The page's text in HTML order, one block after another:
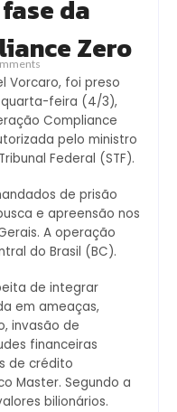
da
Zero
Vorcaro, foi preso
quarta-feira (4/3),
Compliance
pelo ministro
Federal (STF).
de prisão
e apreensão nos
A operação
do Brasil (BC).
de integrar
em ameaças,
invasão de
financeiras
de crédito
Master. Segundo a
bilionários.